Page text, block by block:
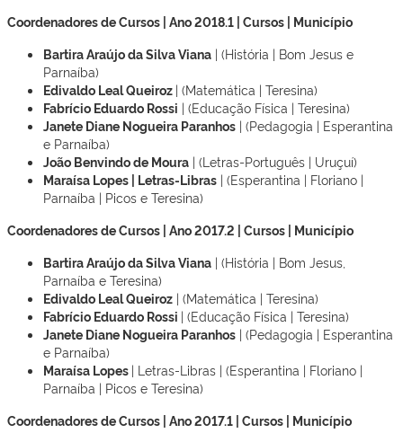
Coordenadores de Cursos | Ano 2018.1 | Cursos | Município
Bartira Araújo da Silva Viana | (História | Bom Jesus e
Parnaíba)
Edivaldo Leal Queiroz | (Matemática | Teresina)
Fabrício Eduardo Rossi | (Educação Física | Teresina)
Janete Diane Nogueira Paranhos | (Pedagogia | Esperantina
e Parnaíba)
João Benvindo de Moura | (Letras-Português | Uruçuí)
Maraísa Lopes | Letras-Libras | (Esperantina | Floriano |
Parnaíba | Picos e Teresina)
Coordenadores de Cursos | Ano 2017.2 | Cursos | Município
Bartira Araújo da Silva Viana | (História | Bom Jesus,
Parnaíba e Teresina)
Edivaldo Leal Queiroz | (Matemática | Teresina)
Fabrício Eduardo Rossi | (Educação Física | Teresina)
Janete Diane Nogueira Paranhos | (Pedagogia | Esperantina
e Parnaíba)
Maraísa Lopes | Letras-Libras | (Esperantina | Floriano |
Parnaíba | Picos e Teresina)
Coordenadores de Cursos | Ano 2017.1 | Cursos | Município